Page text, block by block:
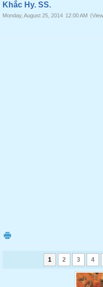
Khắc Hy. SS.
Monday, August 25, 2014 12:00 AM
1 2 3 4